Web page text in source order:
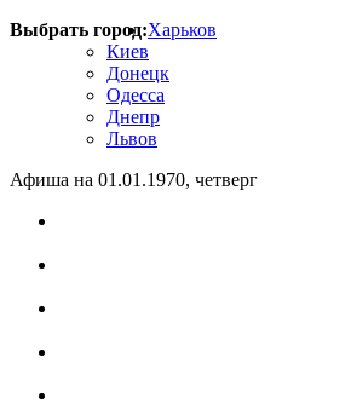
Выбрать город:Харьков
Киев
Донецк
Одесса
Днепр
Львов
Афиша на 01.01.1970, четверг